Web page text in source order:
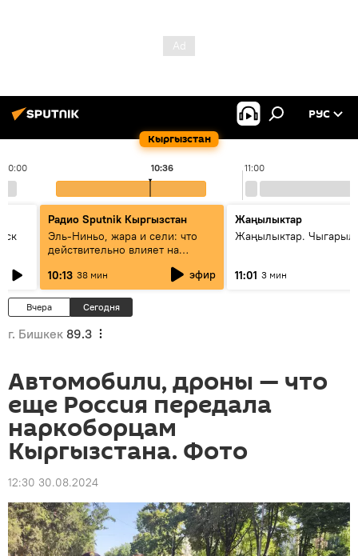
Кыргызстан
РУС
10:00 11:00
10:36
Радио Sputnik Кыргызстан
Эль-Ниньо, жара и сели: что
действительно влияет на
10:13 38 мин эфир
Жаңылыктар
Жаңылыктар.
11:01 3 мин
Вчера Сегодня
г. Бишкек 89.3
Автомобили, дроны — что
еще Россия передала
наркоборцам
Кыргызстана. Фото
12:30 30.08.2024